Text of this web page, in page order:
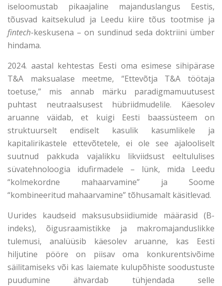
iseloomustab pikaajaline majanduslangus Eestis,
tõusvad kaitsekulud ja Leedu kiire tõus tootmise ja
fintech-keskusena – on sundinud seda doktriini ümber
hindama.
2024. aastal kehtestas Eesti oma esimese sihipärase
T&A maksualase meetme, “Ettevõtja T&A töötaja
toetuse,” mis annab märku paradigmamuutusest
puhtast neutraalsusest hübriidmudelile. Käesolev
aruanne väidab, et kuigi Eesti baassüsteem on
struktuurselt endiselt kasulik kasumlikele ja
kapitalirikastele ettevõtetele, ei ole see ajalooliselt
suutnud pakkuda vajalikku likviidsust eeltululises
süvatehnoloogia idufirmadele – lünk, mida Leedu
“kolmekordne mahaarvamine” ja Soome
“kombineeritud mahaarvamine” tõhusamalt käsitlevad.
Uurides kaudseid maksusubsiidiumide määrasid (B-
indeks), õigusraamistikke ja makromajanduslikke
tulemusi, analüüsib käesolev aruanne, kas Eesti
hiljutine pööre on piisav oma konkurentsivõime
säilitamiseks või kas laiemate kulupõhiste soodustuste
puudumine ähvardab tühjendada selle